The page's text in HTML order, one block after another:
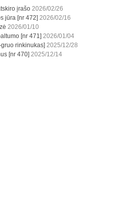
įrašo 2026/02/26
jūra [nr 472] 2026/02/16
2026/01/10
[nr 471] 2026/01/04
rinkinukas] 2025/12/28
[nr 470] 2025/12/14